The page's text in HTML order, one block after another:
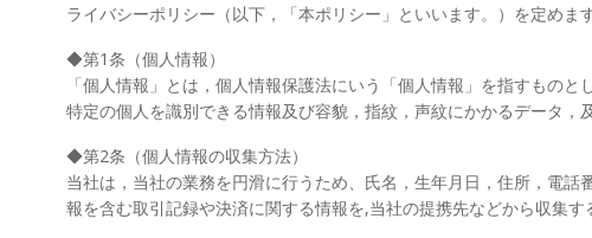
ライバシーポリシー（以下，「本ポリシー」といいます。）を定めます
◆第1条（個人情報）
「個人情報」とは，個人情報保護法にいう「個人情報」を指すもの
特定の個人を識別できる情報及び容貌，指紋，声紋にかかるデータ
◆第2条（個人情報の収集方法）
当社は，当社の業務を円滑に行うため、氏名，生年月日，住所，電
報を含む取引記録や決済に関する情報を,当社の提携先などから収集す